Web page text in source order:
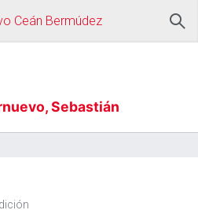
Ceán Bermúdez
Sebastián